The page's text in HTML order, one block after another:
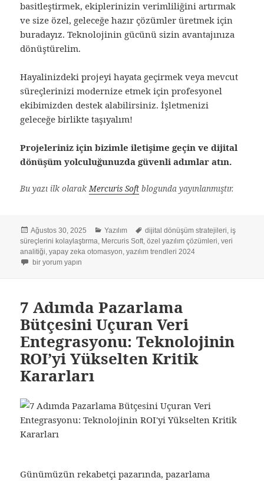
basitleştirmek, ekiplerinizin verimliliğini artırmak
ve size özel, geleceğe hazır çözümler üretmek için
buradayız. Teknolojinin gücünü sizin avantajınıza
dönüştürelim.
Hayalinizdeki projeyi hayata geçirmek veya mevcut
süreçlerinizi modernize etmek için profesyonel
ekibimizden destek alabilirsiniz. İşletmenizi
geleceğe birlikte taşıyalım!
Projeleriniz için bizimle iletişime geçin ve dijital
dönüşüm yolculuğunuzda güvenli adımlar atın.
Bu yazı ilk olarakMercuris Soft blogunda yayınlanmıştır.
Yayın
tarihi
Ağustos 30, 2025 Kategoriler
Yazılım Etiketler
dijital dönüşüm stratejileri,iş
süreçlerini kolaylaştırma, Mercuris Soft,özel yazılım çözümleri,veri
analitiği,yapay zeka otomasyon,yazılım trendleri 2024
Karmaşık İş Süreçlerini Basitleştiren 5 Stratejik Özel Yazılım Çözümü için
bir yorum yapın
7 Adımda Pazarlama
Bütçesini Uçuran Veri
Entegrasyonu: Teknolojinin
ROI’yi Yükselten Kritik
Kararları
Günümüzün rekabetçi pazarında, pazarlama